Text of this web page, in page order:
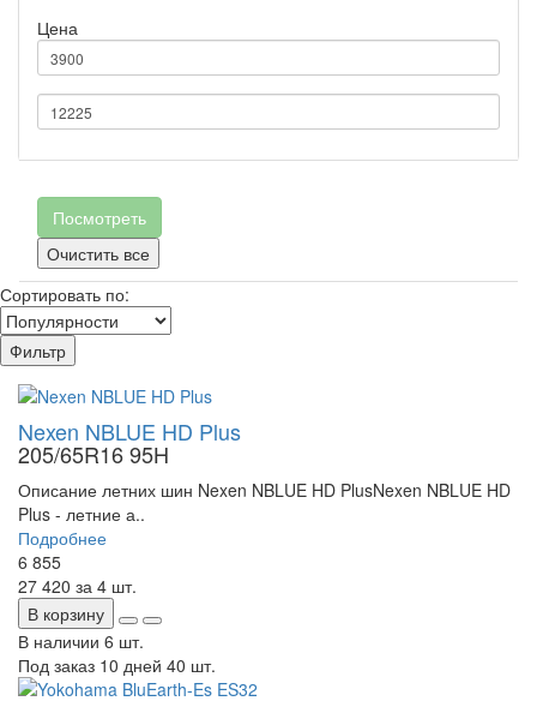
Цена
Посмотреть
Очистить все
Сортировать по:
Фильтр
Nexen NBLUE HD Plus
205/65R16 95H
Описание летних шин Nexen NBLUE HD PlusNexen NBLUE HD
Plus - летние а..
Подробнее
6 855
27 420 за 4 шт.
В корзину
В наличии 6 шт.
Под заказ 10 дней 40 шт.